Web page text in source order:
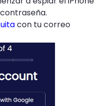
con tu correo